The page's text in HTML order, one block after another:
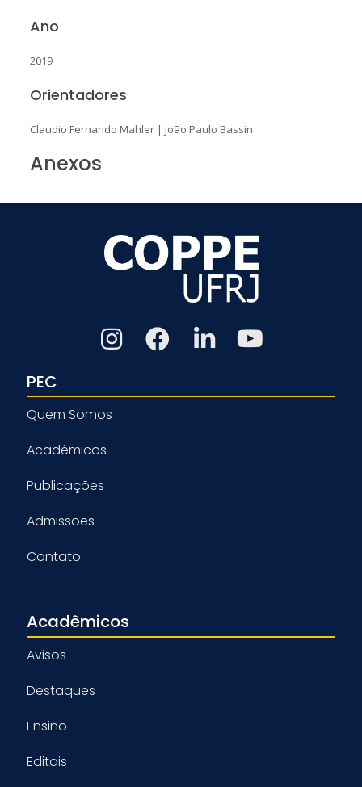
Ano
2019
Orientadores
Claudio Fernando Mahler| João Paulo Bassin
Anexos
PEC
Quem Somos
Acadêmicos
Publicações
Admissões
Contato
Acadêmicos
Avisos
Destaques
Ensino
Editais